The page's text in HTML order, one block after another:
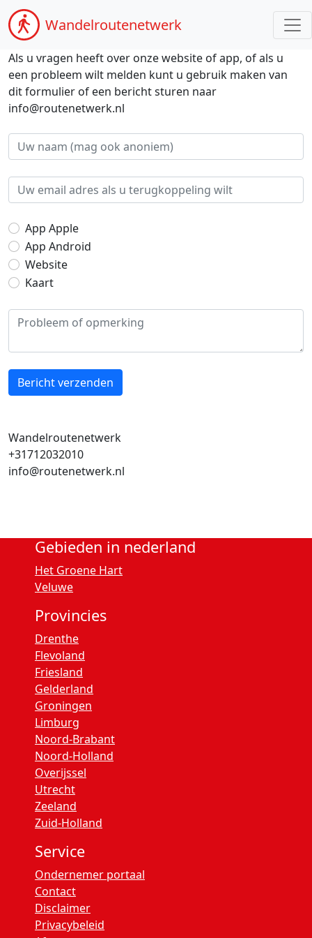
Wandelroutenetwerk
Als u vragen heeft over onze website of app, of als u
een probleem wilt melden kunt u gebruik maken van
dit formulier of een bericht sturen naar
info@routenetwerk.nl
App Apple
App Android
Website
Kaart
Bericht verzenden
Wandelroutenetwerk
+31712032010
info@routenetwerk.nl
Gebieden in nederland
Het Groene Hart
Veluwe
Provincies
Drenthe
Flevoland
Friesland
Gelderland
Groningen
Limburg
Noord-Brabant
Noord-Holland
Overijssel
Utrecht
Zeeland
Zuid-Holland
Service
Ondernemer portaal
Contact
Disclaimer
Privacybeleid